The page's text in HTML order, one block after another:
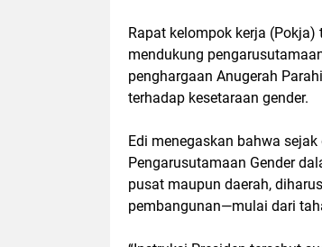
Rapat kelompok kerja
mendukung
penghargaan Anugerah
terhadap kesetaraan gender.
Edi menegaskan bahwa
Pengarusutamaan Gender
pusat maupun daerah,
pembangunan—mulai dari